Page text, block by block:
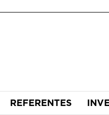
REFERENTES